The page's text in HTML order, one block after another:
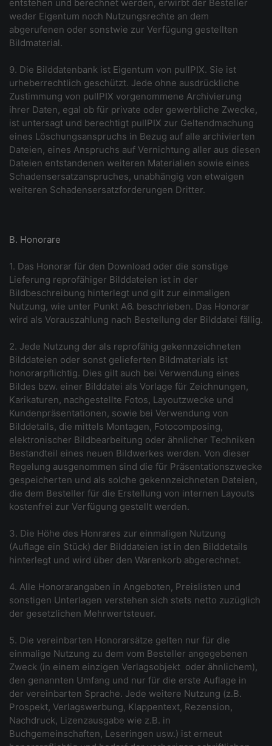
entstehen und berechnet werden, erwirbt der Besteller
weder Eigentum noch Nutzungsrechte an dem
abgerufenen oder sonstwie zur Verfügung gestellten
Bildmaterial.
9. Die Bilddatenbank ist Eigentum von pullPIX. Sie ist
urheberrechtlich geschützt. Jede ohne ausdrückliche
Zustimmung von pullPIX vorgenommene Archivierung
ihrer Daten, egal ob für private oder gewerbliche Zwecke,
ist untersagt und berechtigt pullPIX zur Geltendmachung
eines Löschungsanspruchs in Bezug auf alle archivierten
Dateien, eines Anspruchs auf Vernichtung aller aus diesen
Dateien entstandenen weiteren Materialien sowie eines
Schadensersatzanspruches, unabhängig von etwaigen
weiteren Schadensersatzforderungen Dritter.
B. Honorare
1. Das Honorar für den Download oder die sonstige
Lieferung reprofähiger Bilddateien ist in der
Bildbeschreibung hinterlegt und gilt zur einmaligen
Nutzung, wie unter Punkt A6. beschrieben. Das Honorar
wird als Vorauszahlung nach Bestellung der Bilddatei fällig.
2. Jede Nutzung der als reprofähig gekennzeichneten
Bilddateien oder sonst gelieferten Bildmaterials ist
honorarpflichtig. Dies gilt auch bei Verwendung eines
Bildes bzw. einer Bilddatei als Vorlage für Zeichnungen,
Karikaturen, nachgestellte Fotos, Layoutzwecke und
Kundenpräsentationen, sowie bei Verwendung von
Bilddetails, die mittels Montagen, Fotocomposing,
elektronischer Bildbearbeitung oder ähnlicher Techniken
Bestandteil eines neuen Bildwerkes werden. Von dieser
Regelung ausgenommen sind die für Präsentationszwecke
gespeicherten und als solche gekennzeichneten Dateien,
die dem Besteller für die Erstellung von internen Layouts
kostenfrei zur Verfügung gestellt werden.
3. Die Höhe des Honrares zur einmaligen Nutzung
(Auflage ein Stück) der Bilddateien ist in den Bilddetails
hinterlegt und wird über den Warenkorb abgerechnet.
4. Alle Honorarangaben in Angeboten, Preislisten und
sonstigen Unterlagen verstehen sich stets netto zuzüglich
der gesetzlichen Mehrwertsteuer.
5. Die vereinbarten Honorarsätze gelten nur für die
einmalige Nutzung zu dem vom Besteller angegebenen
Zweck (in einem einzigen Verlagsobjekt ­ oder ähnlichem),
den genannten Umfang und nur für die erste Auflage in
der vereinbarten Sprache. Jede weitere Nutzung (z.B.
Prospekt, Verlagswerbung, Klappentext, Rezension,
Nachdruck, Lizenzausgabe wie z.B. in
Buchgemeinschaften, Leseringen usw.) ist erneut